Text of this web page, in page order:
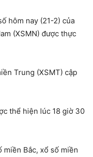
hôm nay (21-2) của
(XSMN) được thực
Trung (XSMT) cập
thể hiện lúc 18 giờ 30
miền Bắc, xổ số miền